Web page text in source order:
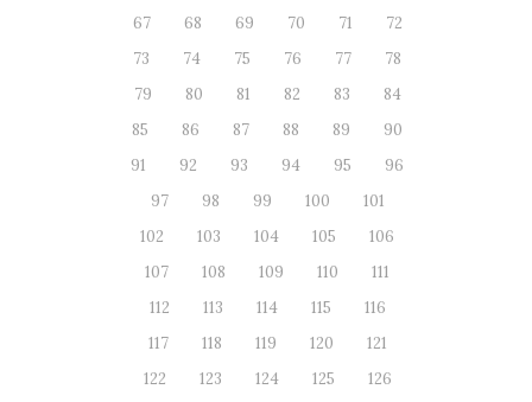
67
68 69 70 71
72
73
74 75 76 77
78
79
80 81 82 83
84
85
86 87 88 89
90
91
92 93 94 95
96
97
98 99 100
101
102
103 104 105
106
107
108 109 110
111
112
113 114 115
116
117
118 119 120
121
122
123 124 125
126